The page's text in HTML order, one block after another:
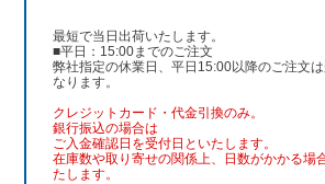
最短で当日出荷いたします。
■平日：15:00までのご注文
弊社指定の休業日、平日15:00以降のご注文
なります。
クレジットカード・代金引換のみ。
銀行振込の場合は
ご入金確認日を受付日といたします。
在庫数や取り寄せの関係上、日数がかかる場
たします。